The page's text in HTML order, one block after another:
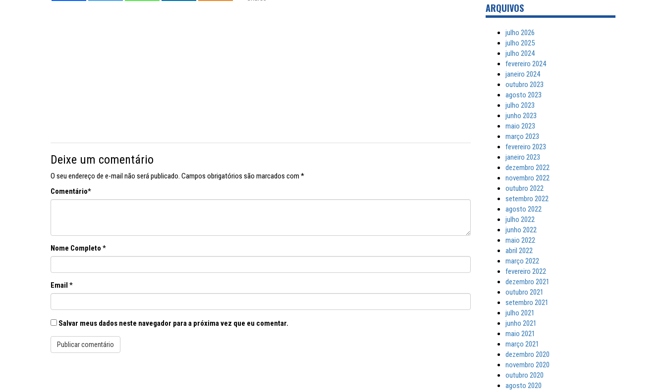
Deixe um comentário
O seu endereço de e-mail não será publicado. Campos obrigatórios são marcados com *
Comentário*
Nome Completo *
Email *
Salvar meus dados neste navegador para a próxima vez que eu comentar.
ARQUIVOS
julho 2026
julho 2025
julho 2024
fevereiro 2024
janeiro 2024
outubro 2023
agosto 2023
julho 2023
junho 2023
maio 2023
março 2023
fevereiro 2023
janeiro 2023
dezembro 2022
novembro 2022
outubro 2022
setembro 2022
agosto 2022
julho 2022
junho 2022
maio 2022
abril 2022
março 2022
fevereiro 2022
dezembro 2021
outubro 2021
setembro 2021
julho 2021
junho 2021
maio 2021
março 2021
dezembro 2020
novembro 2020
outubro 2020
agosto 2020